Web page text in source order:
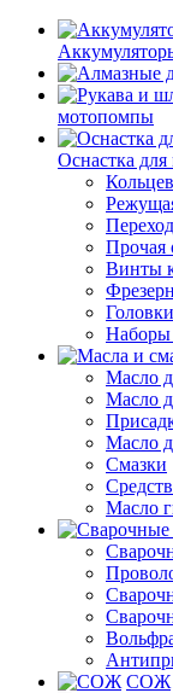
мотопомпы
Оснастка
Прочая
Винты
Наборы
Масло
Масло
Масло
Смазки
Масло
СОЖ